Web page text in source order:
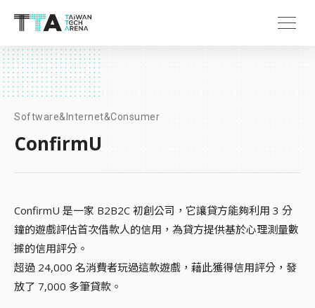
Software&Internet&Consumer
ConfirmU
ConfirmU 是一家 B2B2C 初創公司，它讓貸方能夠利用 3 分
鐘的遊戲評估首次借款人的信用，為貸方提供基於心理測量數
據的信用評分。
超過 24,000 名消費者玩過這款遊戲，藉此獲得信用評分，發
放了 7,000 多筆貸款。